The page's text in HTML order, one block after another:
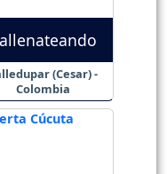
(Cesar) -
Colombia